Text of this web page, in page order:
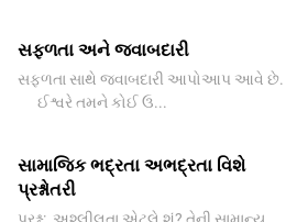
સફળતા અને જવાબદારી
સફળતા સાથે જવાબદારી આપોઆપ આવે છે.
ઈશ્વરે તમને કોઈ ઉ...
સામાજિક ભદ્રતા અભદ્રતા વિશે
પ્રશ્નોતરી